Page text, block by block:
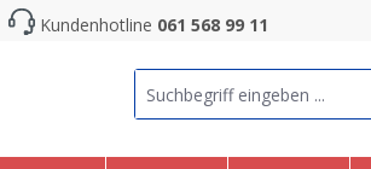
Kundenhotline 061 568 99 11